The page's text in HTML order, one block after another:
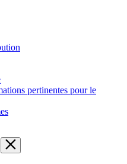
pertinentes pour le